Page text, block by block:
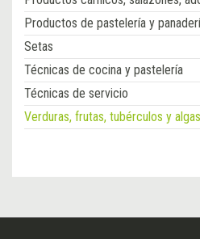
Productos de pastelería y
Setas
Técnicas de cocina y pastelería
Técnicas de servicio
Verduras, frutas, tubérculos y algas